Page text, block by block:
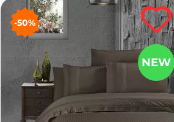
-50%
NEW